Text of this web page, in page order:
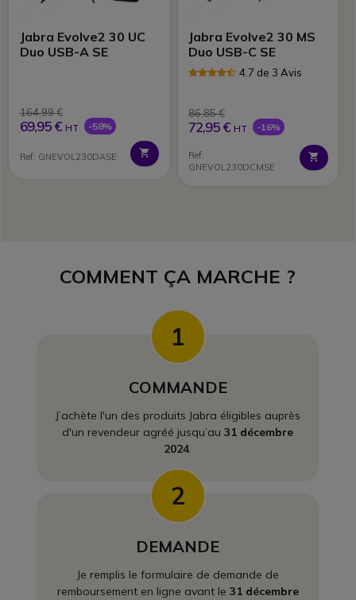
Jabra Evolve2 30 UC
Duo USB-A SE
164,99 €
69,95 € HT -58%
Ref: GNEVOL230DASE
Jabra Evolve2 30 MS
Duo USB-C SE
4.7 de 3 Avis
86,85 €
72,95 € HT -16%
Ref:
GNEVOL230DCMSE
COMMENT ÇA MARCHE ?
1
COMMANDE
J’achète l'un des produits Jabra éligibles auprès
d'un revendeur agréé jusqu’au31 décembre
2024.
2
DEMANDE
Je remplis le formulaire de demande de
remboursement en ligne avant le 31 décembre